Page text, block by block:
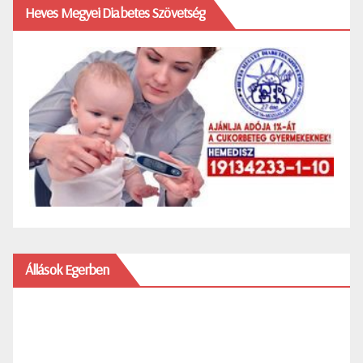
Heves Megyei Diabetes Szövetség
Állások Egerben